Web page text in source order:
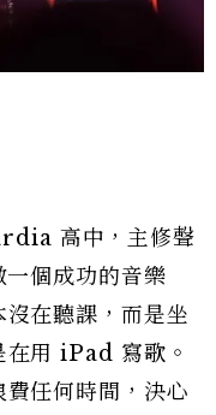
高中，主修聲
一個成功的音樂
在聽課，而是坐
在用 iPad 寫歌。
任何時間，決心